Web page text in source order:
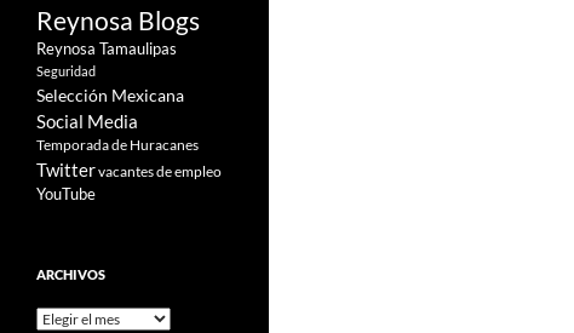
Reynosa Blogs
Reynosa Tamaulipas
Seguridad
Selección Mexicana
Social Media
Temporada de Huracanes
Twittervacantes de empleo
YouTube
ARCHIVOS
Archivos